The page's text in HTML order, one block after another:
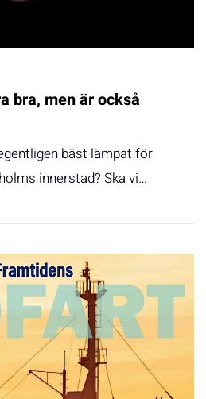
bra, men är också
bäst lämpat för
innerstad? Ska vi…